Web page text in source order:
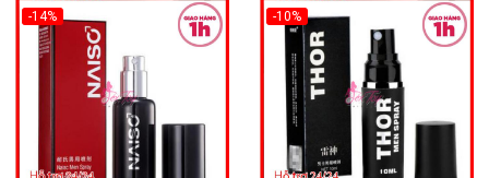
-14% -10%